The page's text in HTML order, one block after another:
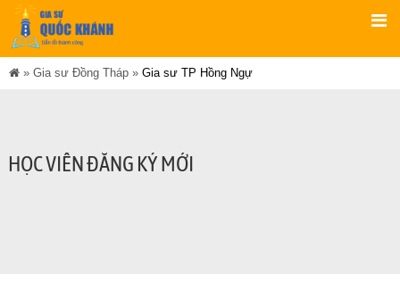
» Gia sư Đồng Tháp » Gia sư TP Hồng Ngự
HỌC VIÊN ĐĂNG KÝ MỚI